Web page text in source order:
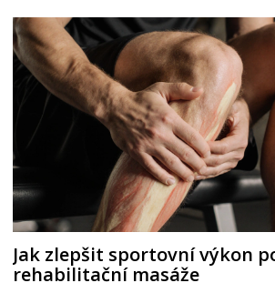
Jak zlepšit sportovní výkon
rehabilitační masáže